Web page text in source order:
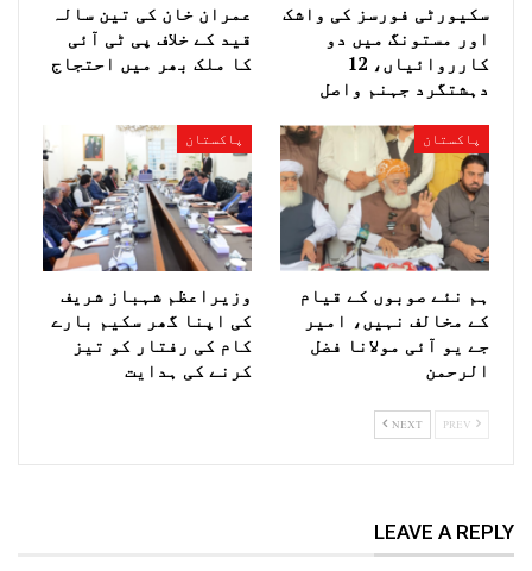
سکیورٹی فورسز کی واشک
اور مستونگ میں دو
کارروائیاں، 12
دہشتگرد جہنم واصل
عمران خان کی تین سالہ
قید کے خلاف پی ٹی آئی
کا ملک بھر میں احتجاج
پاکستان
ہم نئے صوبوں کے قیام
کے مخالف نہیں، امیر
جے یو آئی مولانا فضل
الرحمن
پاکستان
وزیراعظم شہباز شریف
کی اپنا گھر سکیم بارے
کام کی رفتار کو تیز
کرنے کی ہدایت
NEXT
LEAVE A REPLY